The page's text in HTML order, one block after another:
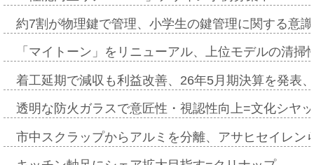
約7割が物理鍵で管理、小学生の鍵管理に関する意
「マイトーン」をリニューアル、上位モデルの清
着工延期で減収も利益改善、26年5月期決算を発表
透明な防火ガラスで意匠性・視認性向上=文化シヤ
市中スクラップからアルミを分離、アサヒセイレ